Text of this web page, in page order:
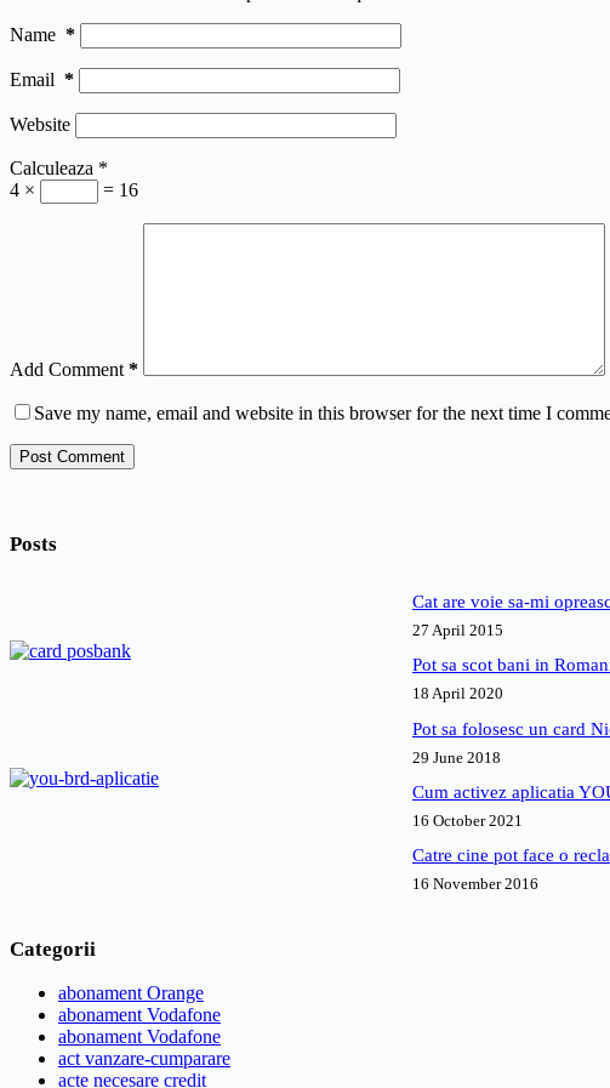
Name *
Email *
Website
Calculeaza *
4 ×
= 16
Add Comment *
Save my name, email and website in this browser for the next time I
Post Comment
Posts
Cat are voie sa-mi
27 April 2015
Pot sa scot bani in
18 April 2020
Pot sa folosesc un card
29 June 2018
Cum activez aplicatia
16 October 2021
Catre cine pot face o
16 November 2016
Categorii
abonament Orange
abonament Vodafone
abonament Vodafone
act vanzare-cumparare
acte necesare credit